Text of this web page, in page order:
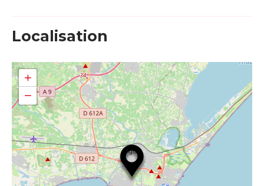
Localisation
+
−